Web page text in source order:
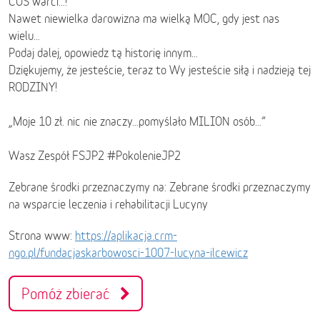
Nawet niewielka darowizna ma wielką MOC, gdy jest nas
wielu…
Podaj dalej, opowiedz tą historię innym…
Dziękujemy, że jesteście, teraz to Wy jesteście siłą i nadzieją tej
RODZINY!
„Moje 10 zł. nic nie znaczy…pomyślało MILION osób…”
Wasz Zespół FSJP2 #PokolenieJP2
Zebrane środki przeznaczymy na: Zebrane środki przeznaczymy
na wsparcie leczenia i rehabilitacji Lucyny
Strona www: https://aplikacja.crm-
ngo.pl/fundacjaskarbowosci-1007-lucyna-ilcewicz
Pomóż zbierać